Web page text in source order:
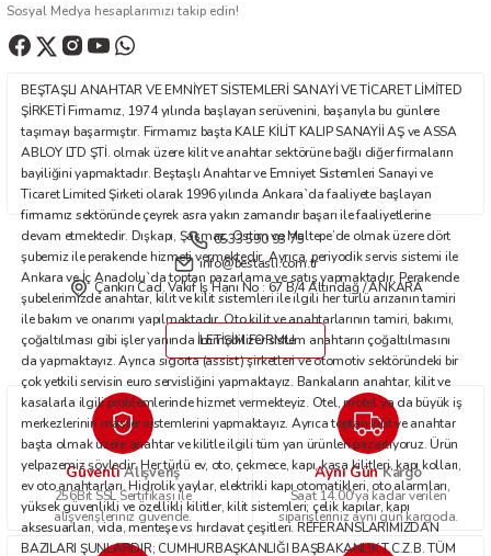
Sosyal Medya hesaplarımızı takip edin!
BEŞTAŞLI ANAHTAR VE EMNİYET SİSTEMLERİ SANAYİ VE TİCARET LİMİTED
ŞİRKETİ Firmamız, 1974 yılında başlayan serüvenini, başarıyla bu günlere
taşımayı başarmıştır. Firmamız başta KALE KİLİT KALIP SANAYİİ AŞ ve ASSA
ABLOY LTD ŞTİ. olmak üzere kilit ve anahtar sektörüne bağlı diğer firmaların
bayiliğini yapmaktadır. Beştaşlı Anahtar ve Emniyet Sistemleri Sanayi ve
Ticaret Limited Şirketi olarak 1996 yılında Ankara`da faaliyete başlayan
firmamız sektöründe çeyrek asra yakın zamandır başarı ile faaliyetlerine
devam etmektedir. Dışkapı, Şaşmaz, Ostim ve Maltepe’de olmak üzere dört
şubemiz ile perakende hizmeti vermektedir. Ayrıca, periyodik servis sistemi ile
Ankara ve İç Anadolu`da toptan pazarlama ve satış yapmaktadır. Perakende
şubelerimizde anahtar, kilit ve kilit sistemleri ile ilgili her türlü arızanın tamiri
ile bakım ve onarımı yapılmaktadır. Oto kilit ve anahtarlarının tamiri, bakımı,
çoğaltılması gibi işler yanında immobilizer sistem anahtarın çoğaltılmasını
da yapmaktayız. Ayrıca sigorta (assist) şirketleri ve otomotiv sektöründeki bir
çok yetkili servisin euro servisliğini yapmaktayız. Bankaların anahtar, kilit ve
kasalarla ilgili problemlerinde hizmet vermekteyiz. Otel, motel ya da büyük iş
merkezlerinin master sistemlerini yapmaktayız. Ayrıca toptan kilit ve anahtar
başta olmak üzere anahtar ve kilitle ilgili tüm yan ürünleri pazarlıyoruz. Ürün
yelpazemiz şöyledir: Her türlü ev, oto, çekmece, kapı, kasa kilitleri, kapı kolları,
ev oto anahtarları. Hidrolik yaylar, elektrikli kapı otomatikleri, oto alarmları,
yüksek güvenlikli ve özellikli kilitler, kilit sistemleri; çelik kapılar, kapı
aksesuarları, vida, menteşe vs hırdavat çeşitleri. REFERANSLARIMIZDAN
BAZILARI ŞUNLARDIR; CUMHURBAŞKANLIĞI BAŞBAKANLIK T.C.Z.B. TÜM
0533 590 93 75
info@bestasli.com.tr
Çankırı Cad. Vakıf İş Hanı No : 67 B/4 Altındağ / ANKARA
İLETİŞİM FORMU
GüvenliAlışveriş
256Bit SSL Sertifikası ile
alışverişleriniz güvende.
Aynı GünKargo
Saat 14.00'ya kadar verilen
siparişleriniz aynı gün kargoda.